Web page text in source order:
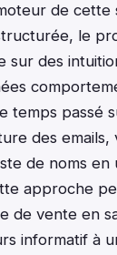
de cette
le
sur des
temps passé
des emails,
de noms en
approche
de vente en
informatif à